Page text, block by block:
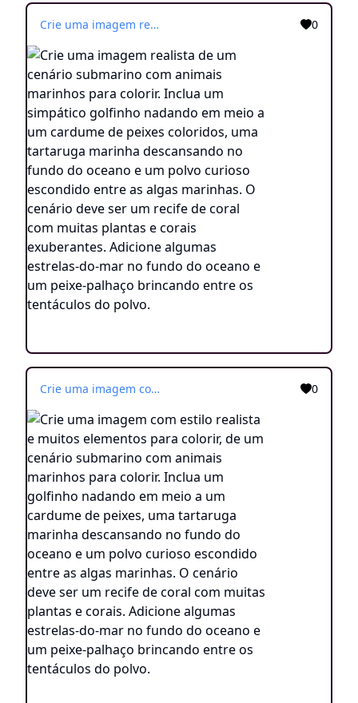
Crie uma imagem realista de um cenário submarino com animais marinhos para colorir. Inclua um simpático golfinho nadando em meio a um cardume de peixes coloridos, uma tartaruga marinha descansando no fundo do oceano e um polvo curioso escondido entre as algas marinhas. O cenário deve ser um recife de coral com muitas plantas e corais exuberantes. Adicione algumas estrelas-do-mar no fundo do oceano e um peixe-palhaço brincando entre os tentáculos do polvo. 0
Crie uma imagem com estilo realista e muitos elementos para colorir, de um cenário submarino com animais marinhos para colorir. Inclua um golfinho nadando em meio a um cardume de peixes, uma tartaruga marinha descansando no fundo do oceano e um polvo curioso escondido entre as algas marinhas. O cenário deve ser um recife de coral com muitas plantas e corais. Adicione algumas estrelas-do-mar no fundo do oceano e um peixe-palhaço brincando entre os tentáculos do polvo. 0